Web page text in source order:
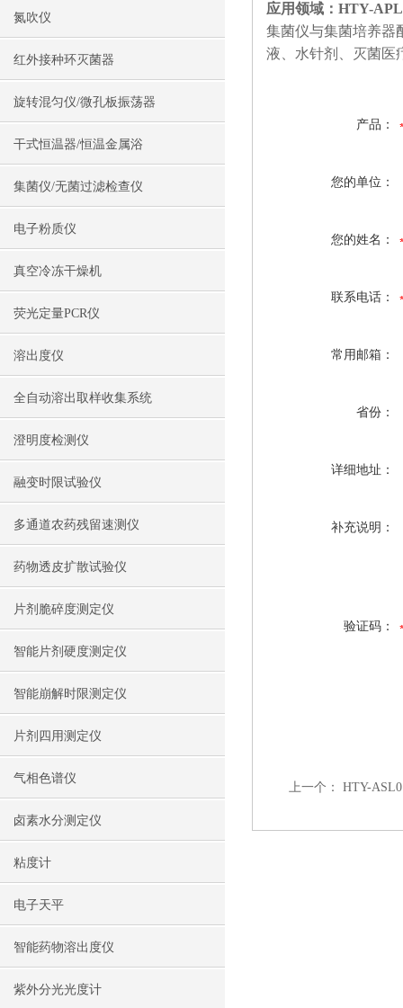
氮吹仪
红外接种环灭菌器
旋转混匀仪/微孔板振荡器
干式恒温器/恒温金属浴
集菌仪/无菌过滤检查仪
电子粉质仪
真空冷冻干燥机
荧光定量PCR仪
溶出度仪
全自动溶出取样收集系统
澄明度检测仪
融变时限试验仪
多通道农药残留速测仪
药物透皮扩散试验仪
片剂脆碎度测定仪
智能片剂硬度测定仪
智能崩解时限测定仪
片剂四用测定仪
气相色谱仪
卤素水分测定仪
粘度计
电子天平
智能药物溶出度仪
紫外分光光度计
应用领域： HTY-
集菌仪与集菌培养器
液、水针剂、灭菌医
产品：
您的单位：
您的姓名：
联系电话：
常用邮箱：
省份：
详细地址：
补充说明：
验证码：
上一个： HTY-